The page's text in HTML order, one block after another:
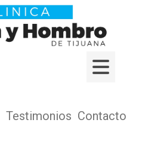
Testimonios Contacto